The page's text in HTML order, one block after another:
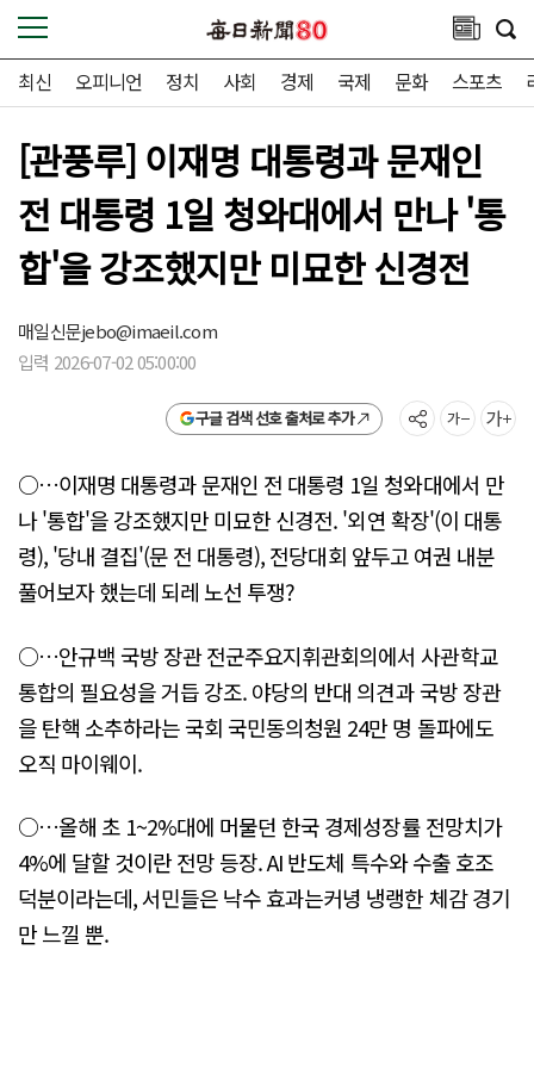
최신 오피니언 정치 사회 경제 국제 문화 스포츠
[관풍루] 이재명 대통령과 문재인
전 대통령 1일 청와대에서 만나 '통
합'을 강조했지만 미묘한 신경전
매일신문jebo@imaeil.com
입력 2026-07-02 05:00:00
구글 검색 선호 출처로 추가
○…이재명 대통령과 문재인 전 대통령 1일 청와대에서 만
나 '통합'을 강조했지만 미묘한 신경전. '외연 확장'(이 대통
령), '당내 결집'(문 전 대통령), 전당대회 앞두고 여권 내분
풀어보자 했는데 되레 노선 투쟁?
○…안규백 국방 장관 전군주요지휘관회의에서 사관학교
통합의 필요성을 거듭 강조. 야당의 반대 의견과 국방 장관
을 탄핵 소추하라는 국회 국민동의청원 24만 명 돌파에도
오직 마이웨이.
○…올해 초 1~2%대에 머물던 한국 경제성장률 전망치가
4%에 달할 것이란 전망 등장. AI 반도체 특수와 수출 호조
덕분이라는데, 서민들은 낙수 효과는커녕 냉랭한 체감 경기
만 느낄 뿐.